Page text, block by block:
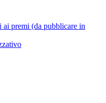
ai premi (da pubblicare in